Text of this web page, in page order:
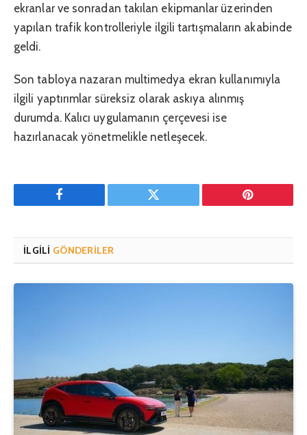
ekranlar ve sonradan takılan ekipmanlar üzerinden
yapılan trafik kontrolleriyle ilgili tartışmaların akabinde
geldi.
Son tabloya nazaran multimedya ekran kullanımıyla
ilgili yaptırımlar süreksiz olarak askıya alınmış
durumda. Kalıcı uygulamanın çerçevesi ise
hazırlanacak yönetmelikle netleşecek.
Facebook Twitter Pinterest'in
İLGILI GÖNDERILER